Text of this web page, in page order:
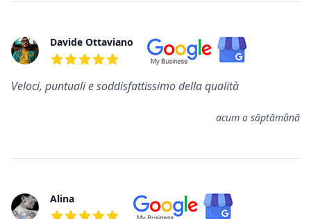
Davide Ottaviano
Veloci, puntuali e soddisfattissimo della qualità
acum o săptămână
Alina